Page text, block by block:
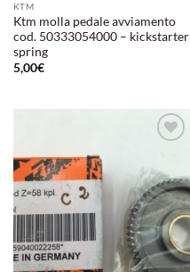
KTM
Ktm molla pedale avviamento
cod. 50333054000 – kickstarter
spring
5,00€
dei
desideri